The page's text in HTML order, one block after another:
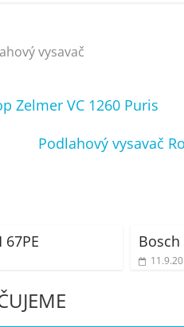
vysavač
Zelmer VC 1260 Puris
Podlahový vysavač
67PE Bosch